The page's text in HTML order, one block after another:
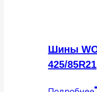
Шины
425/85R21